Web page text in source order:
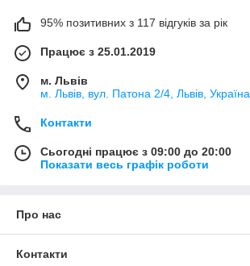
95% позитивних з 117 відгуків за рік
Працює з 25.01.2019
м. Львів
м. Львів, вул. Патона 2/4, Львів, Україна
Контакти
Сьогодні працює з 09:00 до 20:00
Показати весь графік роботи
Про нас
Контакти